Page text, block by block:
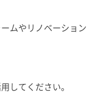
ムやリノベーション
してください。